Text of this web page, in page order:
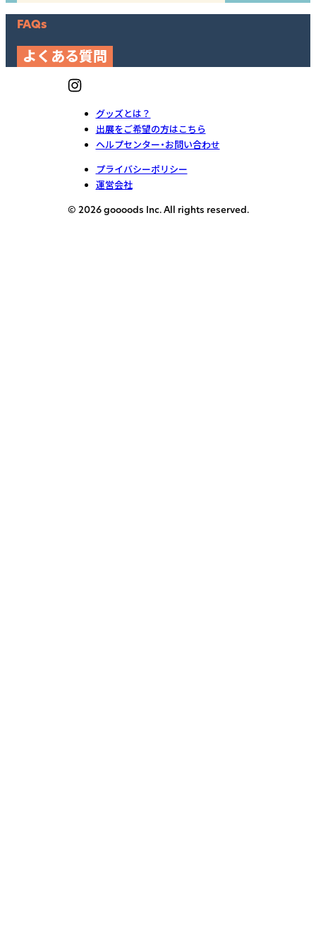
FAQs
よくある質問
グッズとは？
出展をご希望の方はこちら
ヘルプセンター・お問い合わせ
プライバシーポリシー
運営会社
© 2026 goooods Inc. All rights reserved.